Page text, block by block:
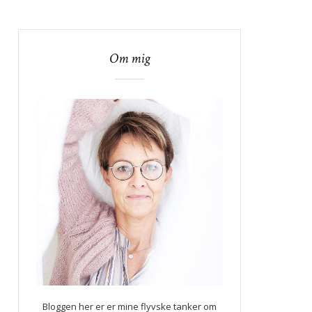
Om mig
Bloggen her er er mine flyvske tanker om